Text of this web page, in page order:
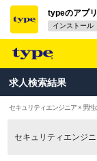
typeのアプリ
インストール
求人検索結果
セキュリティエンジニア × 男
セキュリティエンジ